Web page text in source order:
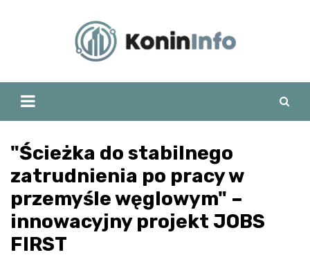
"Ścieżka do stabilnego
zatrudnienia po pracy w
przemyśle węglowym" –
innowacyjny projekt JOBS
FIRST